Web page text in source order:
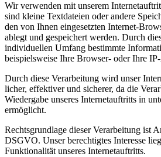
Wir verwenden mit unserem
sind kleine Textda­teien oder andere
den von Ihnen einge­setzten Internet-
ablegt und gespei­chert werden. Durch
indivi­du­ellen Umfang bestimmte
beispiels­weise Ihre Browser- oder Ihre
Durch diese Verar­beitung wird unser
licher, effek­tiver und sicherer, da die
Wiedergabe unseres Inter­net­auf­tritts in
ermög­licht.
Rechts­grundlage dieser Verar­beitung ist
DSGVO. Unser berech­tigtes Interesse
Funktio­na­lität unseres Inter­net­auf­tritts.